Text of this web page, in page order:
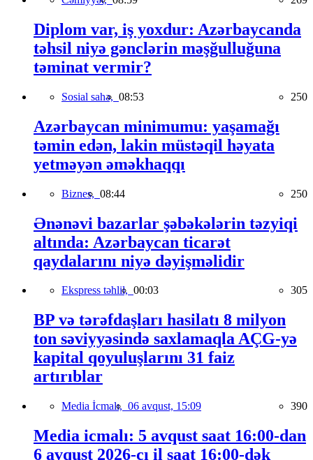
Diplom var, iş yoxdur: Azərbaycanda
təhsil niyə gənclərin məşğulluğuna
təminat vermir?
Sosial sahə, 08:53 250
Azərbaycan minimumu: yaşamağı
təmin edən, lakin müstəqil həyata
yetməyən əməkhaqqı
Biznes, 08:44 250
Ənənəvi bazarlar şəbəkələrin təzyiqi
altında: Azərbaycan ticarət
qaydalarını niyə dəyişməlidir
Ekspress təhlil, 00:03 305
BP və tərəfdaşları hasilatı 8 milyon
ton səviyyəsində saxlamaqla AÇG-yə
kapital qoyuluşlarını 31 faiz
artırıblar
Media İcmalı, 06 avqust, 15:09 390
Media icmalı: 5 avqust saat 16:00-dan
6 avqust 2026-cı il saat 16:00-dək